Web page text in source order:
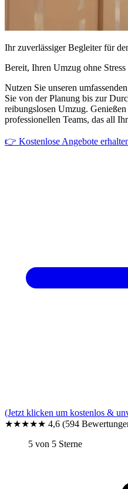
Ihr zuverlässiger Begleiter für
Bereit, Ihren Umzug ohne Stress
Nutzen Sie unseren
Sie von der Planung bis zur
reibungslosen Umzug.
professionellen Teams, das all
👉 Kostenlose Angebote
(Jetzt klicken um kostenlos &
★★★★★ 4,6 (594
5 von 5 Sterne